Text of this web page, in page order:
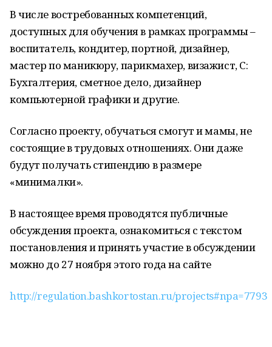
В числе востребованных компетенций,
доступных для обучения в рамках программы –
воспитатель, кондитер, портной, дизайнер,
мастер по маникюру, парикмахер, визажист, С:
Бухгалтерия, сметное дело, дизайнер
компьютерной графики и другие.
Согласно проекту, обучаться смогут и мамы, не
состоящие в трудовых отношениях. Они даже
будут получать стипендию в размере
«минималки».
В настоящее время проводятся публичные
обсуждения проекта, ознакомиться с текстом
постановления и принять участие в обсуждении
можно до 27 ноября этого года на сайте
http://regulation.bashkortostan.ru/projects#npa=7793